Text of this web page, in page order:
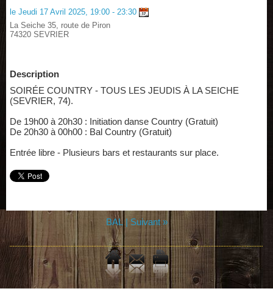
le Jeudi 17 Avril 2025, 19:00 - 23:30
La Seiche 35, route de Piron
74320 SEVRIER
Description
SOIRÉE COUNTRY - TOUS LES JEUDIS À LA SEICHE
(SEVRIER, 74).
De 19h00 à 20h30 : Initiation danse Country (Gratuit)
De 20h30 à 00h00 : Bal Country (Gratuit)
Entrée libre - Plusieurs bars et restaurants sur place.
BAL | Suivant »